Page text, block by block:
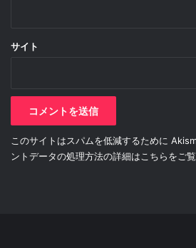
サイト
このサイトはスパムを低減するために
ントデータの処理方法の詳細はこちらをご